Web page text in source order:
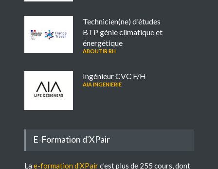
Technicien(ne) d'études
BTP génie climatique et
énergétique
ABOUTIR RH
Ingénieur CVC F/H
AIA INGENIERIE
E-Formation d'XPair
La e-formation d'XPairc'est plus de 255 cours, dont